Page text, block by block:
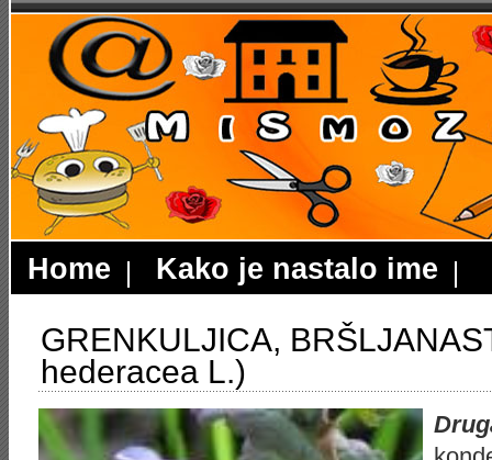
Home Kako je nastalo ime
GRENKULJICA,
hederacea L.)